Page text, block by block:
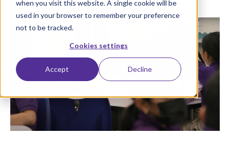
when you visit this website. A single cookie will be
used in your browser to remember your preference
not to be tracked.
Cookies settings
Accept Decline